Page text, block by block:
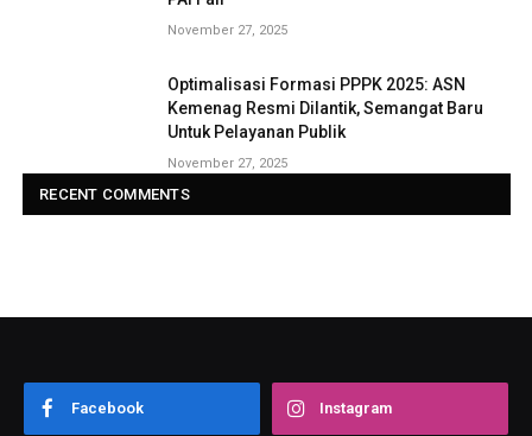
November 27, 2025
Optimalisasi Formasi PPPK 2025: ASN
Kemenag Resmi Dilantik, Semangat Baru
Untuk Pelayanan Publik
November 27, 2025
RECENT COMMENTS
Facebook Instagram